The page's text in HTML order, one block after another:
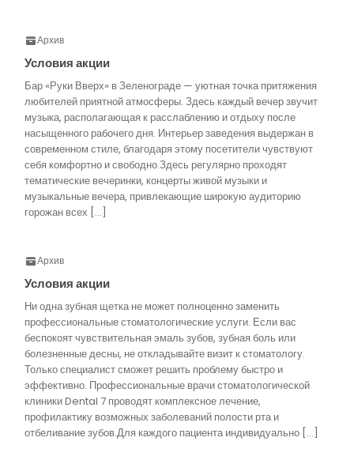
Архив
Условия акции
Бар «Руки Вверх» в Зеленограде — уютная точка притяжения
любителей приятной атмосферы. Здесь каждый вечер звучит
музыка, располагающая к расслаблению и отдыху после
насыщенного рабочего дня. Интерьер заведения выдержан в
современном стиле, благодаря этому посетители чувствуют
себя комфортно и свободно.Здесь регулярно проходят
тематические вечеринки, концерты живой музыки и
музыкальные вечера, привлекающие широкую аудиторию
горожан всех […]
Архив
Условия акции
Ни одна зубная щетка не может полноценно заменить
профессиональные стоматологические услуги. Если вас
беспокоят чувствительная эмаль зубов, зубная боль или
болезненные десны, не откладывайте визит к стоматологу.
Только специалист сможет решить проблему быстро и
эффективно. Профессиональные врачи стоматологической
клиники Dental 7 проводят комплексное лечение,
профилактику возможных заболеваний полости рта и
отбеливание зубов.Для каждого пациента индивидуально […]